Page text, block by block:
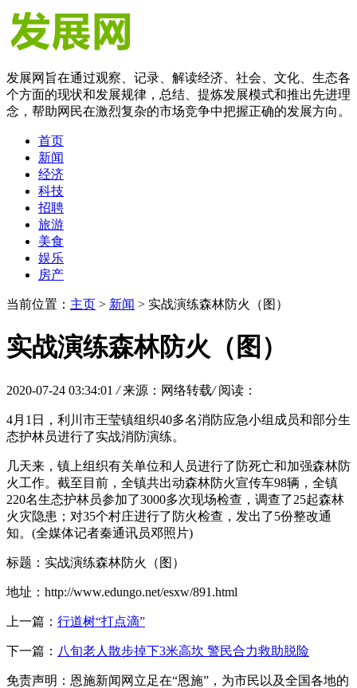
发展网旨在通过观察、记录、解读经济、社会、文化、生态各
个方面的现状和发展规律，总结、提炼发展模式和推出先进理
念，帮助网民在激烈复杂的市场竞争中把握正确的发展方向。
首页
新闻
经济
科技
招聘
旅游
美食
娱乐
房产
当前位置： 主页 > 新闻 > 实战演练森林防火（图）
实战演练森林防火（图）
2020-07-24 03:34:01 / 来源：网络转载/ 阅读：
4月1日，利川市王莹镇组织40多名消防应急小组成员和部分生
态护林员进行了实战消防演练。
几天来，镇上组织有关单位和人员进行了防死亡和加强森林防
火工作。截至目前，全镇共出动森林防火宣传车98辆，全镇
220名生态护林员参加了3000多次现场检查，调查了25起森林
火灾隐患；对35个村庄进行了防火检查，发出了5份整改通
知。(全媒体记者秦通讯员邓照片)
标题：实战演练森林防火（图）
地址：http://www.edungo.net/esxw/891.html
上一篇： 行道树“打点滴”
下一篇： 八旬老人散步掉下3米高坎 警民合力救助脱险
免责声明：恩施新闻网立足在“恩施”，为市民以及全国各地的